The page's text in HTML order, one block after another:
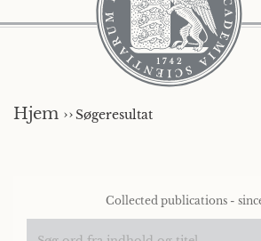
Hjem ››Søgeresultat
Collected publications -